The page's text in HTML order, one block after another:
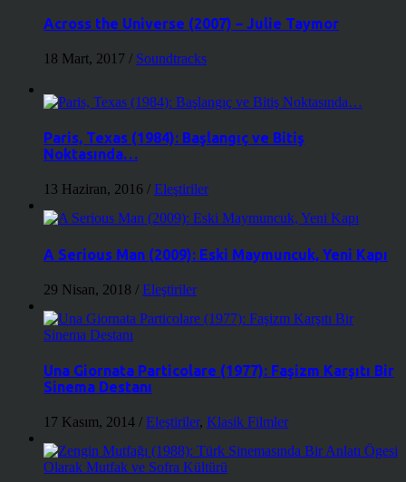
Across the Universe (2007) – Julie Taymor
18 Mart, 2017 / Soundtracks
Paris, Texas (1984): Başlangıç ve Bitiş
Noktasında…
13 Haziran, 2016 / Eleştiriler
A Serious Man (2009): Eski Maymuncuk, Yeni Kapı
29 Nisan, 2018 / Eleştiriler
Una Giornata Particolare (1977): Faşizm Karşıtı Bir
Sinema Destanı
17 Kasım, 2014 / Eleştiriler, Klasik Filmler